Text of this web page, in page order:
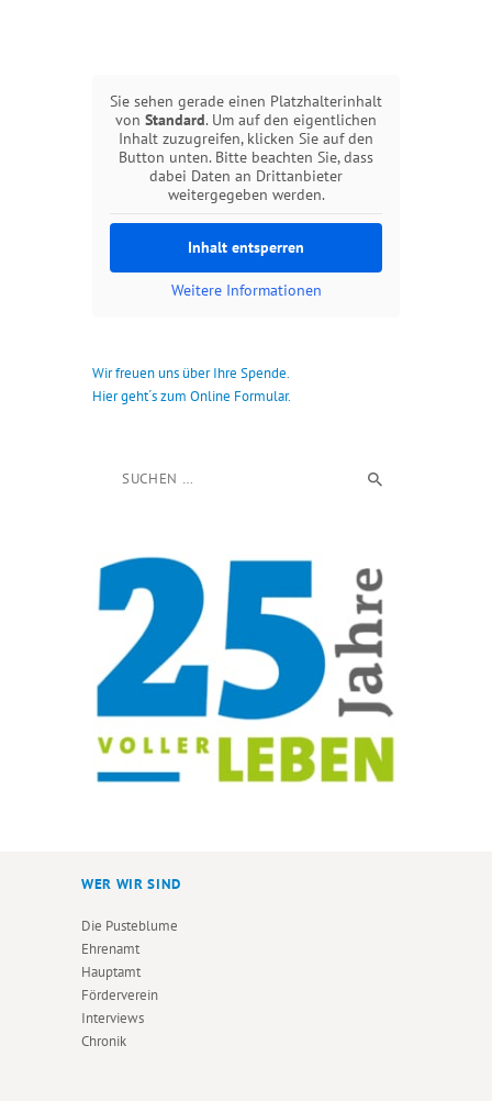
Sie sehen gerade einen Platzhalterinhalt
von Standard. Um auf den eigentlichen
Inhalt zuzugreifen, klicken Sie auf den
Button unten. Bitte beachten Sie, dass
dabei Daten an Drittanbieter
weitergegeben werden.
Inhalt entsperren
Weitere Informationen
Wir freuen uns über Ihre Spende.
Hier geht´s zum Online Formular.
WER WIR SIND
Die Pusteblume
Ehrenamt
Hauptamt
Förderverein
Interviews
Chronik